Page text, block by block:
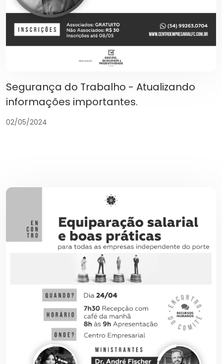
Segurança do Trabalho - Atualizando
informações importantes.
02/05/2024